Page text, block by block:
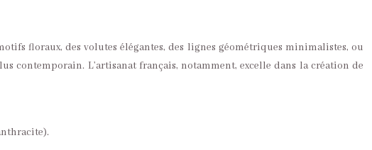
floraux, des volutes élégantes, des lignes géométriques minimalistes, ou
contemporain. L’artisanat français, notamment, excelle dans la création de